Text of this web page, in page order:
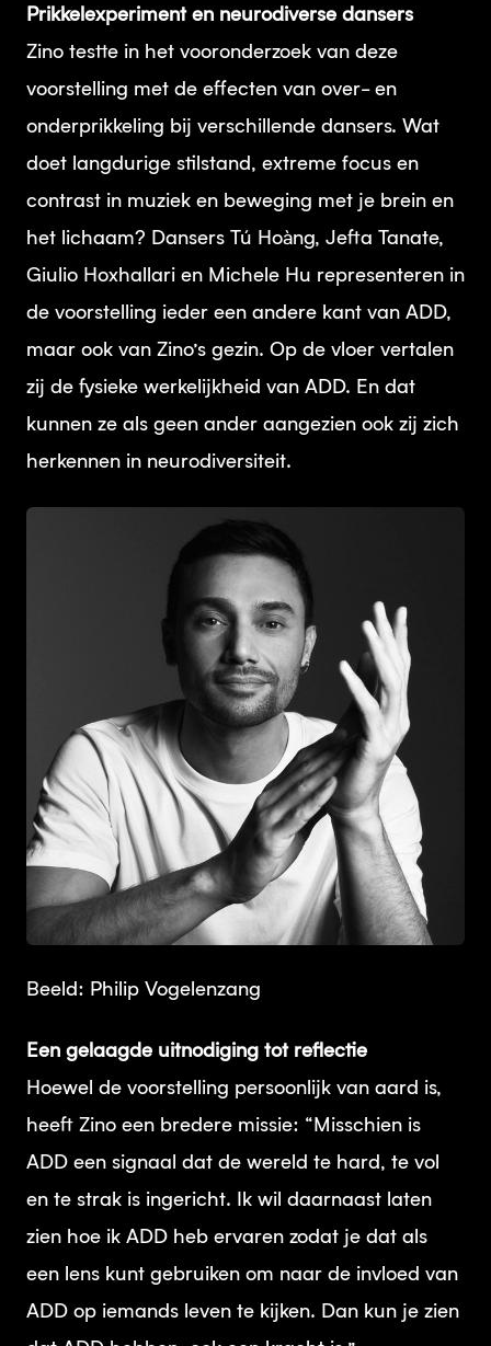
Prikkelexperiment en neurodiverse dansers
Zino testte in het vooronderzoek van deze
voorstelling met de effecten van over- en
onderprikkeling bij verschillende dansers. Wat
doet langdurige stilstand, extreme focus en
contrast in muziek en beweging met je brein en
het lichaam? Dansers Tú Hoàng, Jefta Tanate,
Giulio Hoxhallari en Michele Hu representeren in
de voorstelling ieder een andere kant van ADD,
maar ook van Zino’s gezin. Op de vloer vertalen
zij de fysieke werkelijkheid van ADD. En dat
kunnen ze als geen ander aangezien ook zij zich
herkennen in neurodiversiteit.
Beeld: Philip Vogelenzang
Een gelaagde uitnodiging tot reflectie
Hoewel de voorstelling persoonlijk van aard is,
heeft Zino een bredere missie: “Misschien is
ADD een signaal dat de wereld te hard, te vol
en te strak is ingericht. Ik wil daarnaast laten
zien hoe ik ADD heb ervaren zodat je dat als
een lens kunt gebruiken om naar de invloed van
ADD op iemands leven te kijken. Dan kun je zien